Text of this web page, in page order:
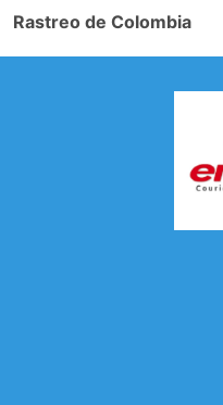
Rastreo de Colombia